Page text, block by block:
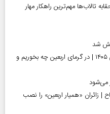
تالاب‌ها مهم‌ترین راهکار مهار
شد
توصیه‌های تغذیه‌ای برای زائران اربعین ۱۴۰۵ | در گرمای اربعین چه بخوریم و
زائران «همیار اربعین» را نصب